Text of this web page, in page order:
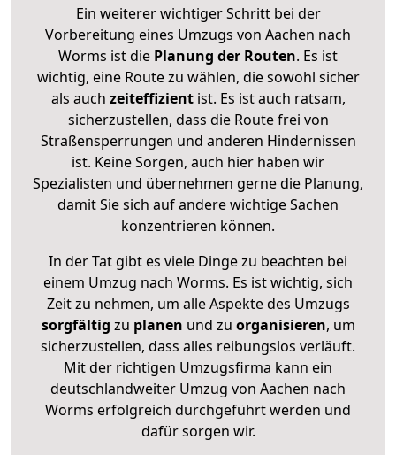
Ein weiterer wichtiger Schritt bei der
Vorbereitung eines Umzugs von Aachen nach
Worms ist die Planung der Routen. Es ist
wichtig, eine Route zu wählen, die sowohl sicher
als auch zeiteffizientist. Es ist auch ratsam,
sicherzustellen, dass die Route frei von
Straßensperrungen und anderen Hindernissen
ist. Keine Sorgen, auch hier haben wir
Spezialisten und übernehmen gerne die Planung,
damit Sie sich auf andere wichtige Sachen
konzentrieren können.
In der Tat gibt es viele Dinge zu beachten bei
einem Umzug nach Worms. Es ist wichtig, sich
Zeit zu nehmen, um alle Aspekte des Umzugs
sorgfältig zu planen und zu organisieren, um
sicherzustellen, dass alles reibungslos verläuft.
Mit der richtigen Umzugsfirma kann ein
deutschlandweiter Umzug von Aachen nach
Worms erfolgreich durchgeführt werden und
dafür sorgen wir.